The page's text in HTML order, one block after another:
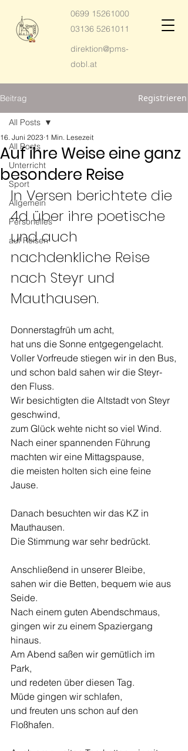
0699 15261000
03136 5261011
direktion@pms-
dobl.at
Beitrag Registrieren
All Posts
Unterricht
Sport
Allgemein
Personelles
auf Reisen
All Posts
Auf ihre Weise eine ganz
besondere Reise
16. Juni 2023 1 Min. Lesezeit
In Versen berichtete die
4d über ihre poetische
und auch
nachdenkliche Reise
nach Steyr und
Mauthausen.
Donnerstagfrüh um acht,
hat uns die Sonne entgegengelacht.
Voller Vorfreude stiegen wir in den Bus,
und schon bald sahen wir die Steyr-
den Fluss.
Wir besichtigten die Altstadt von Steyr
geschwind,
zum Glück wehte nicht so viel Wind.
Nach einer spannenden Führung
machten wir eine Mittagspause,
die meisten holten sich eine feine
Jause.
Danach besuchten wir das KZ in
Mauthausen.
Die Stimmung war sehr bedrückt.
Anschließend in unserer Bleibe,
sahen wir die Betten, bequem wie aus
Seide.
Nach einem guten Abendschmaus,
gingen wir zu einem Spaziergang
hinaus.
Am Abend saßen wir gemütlich im
Park,
und redeten über diesen Tag.
Müde gingen wir schlafen,
und freuten uns schon auf den
Floßhafen.